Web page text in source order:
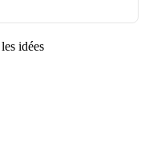
idées